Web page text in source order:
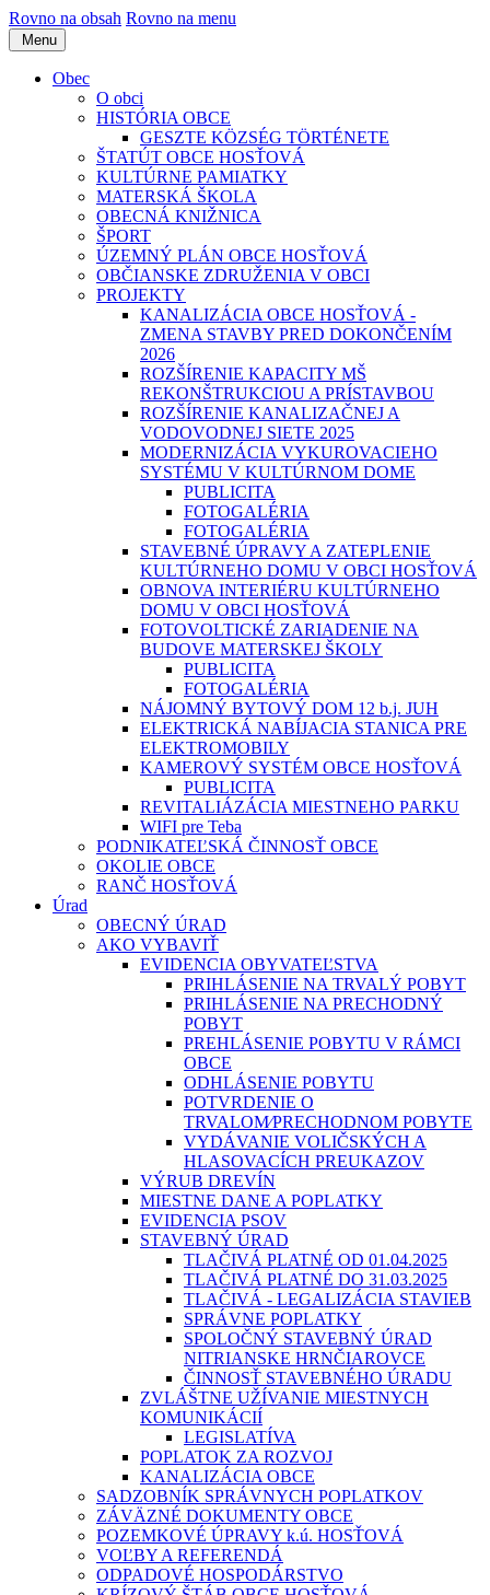
Rovno na obsah Rovno na menu
Menu
Obec
O obci
HISTÓRIA OBCE
GESZTE KÖZSÉG TÖRTÉNETE
ŠTATÚT OBCE HOSŤOVÁ
KULTÚRNE PAMIATKY
MATERSKÁ ŠKOLA
OBECNÁ KNIŽNICA
ŠPORT
ÚZEMNÝ PLÁN OBCE HOSŤOVÁ
OBČIANSKE ZDRUŽENIA V OBCI
PROJEKTY
KANALIZÁCIA OBCE HOSŤOVÁ -
ZMENA STAVBY PRED DOKONČENÍM
2026
ROZŠÍRENIE KAPACITY MŠ
REKONŠTRUKCIOU A PRÍSTAVBOU
ROZŠÍRENIE KANALIZAČNEJ A
VODOVODNEJ SIETE 2025
MODERNIZÁCIA VYKUROVACIEHO
SYSTÉMU V KULTÚRNOM DOME
PUBLICITA
FOTOGALÉRIA
FOTOGALÉRIA
STAVEBNÉ ÚPRAVY A ZATEPLENIE
KULTÚRNEHO DOMU V OBCI HOSŤOVÁ
OBNOVA INTERIÉRU KULTÚRNEHO
DOMU V OBCI HOSŤOVÁ
FOTOVOLTICKÉ ZARIADENIE NA
BUDOVE MATERSKEJ ŠKOLY
PUBLICITA
FOTOGALÉRIA
NÁJOMNÝ BYTOVÝ DOM 12 b.j. JUH
ELEKTRICKÁ NABÍJACIA STANICA PRE
ELEKTROMOBILY
KAMEROVÝ SYSTÉM OBCE HOSŤOVÁ
PUBLICITA
REVITALIÁZÁCIA MIESTNEHO PARKU
WIFI pre Teba
PODNIKATEĽSKÁ ČINNOSŤ OBCE
OKOLIE OBCE
RANČ HOSŤOVÁ
Úrad
OBECNÝ ÚRAD
AKO VYBAVIŤ
EVIDENCIA OBYVATEĽSTVA
PRIHLÁSENIE NA TRVALÝ POBYT
PRIHLÁSENIE NA PRECHODNÝ
POBYT
PREHLÁSENIE POBYTU V RÁMCI
OBCE
ODHLÁSENIE POBYTU
POTVRDENIE O
TRVALOM⁄PRECHODNOM POBYTE
VYDÁVANIE VOLIČSKÝCH A
HLASOVACÍCH PREUKAZOV
VÝRUB DREVÍN
MIESTNE DANE A POPLATKY
EVIDENCIA PSOV
STAVEBNÝ ÚRAD
TLAČIVÁ PLATNÉ OD 01.04.2025
TLAČIVÁ PLATNÉ DO 31.03.2025
TLAČIVÁ - LEGALIZÁCIA STAVIEB
SPRÁVNE POPLATKY
SPOLOČNÝ STAVEBNÝ ÚRAD
NITRIANSKE HRNČIAROVCE
ČINNOSŤ STAVEBNÉHO ÚRADU
ZVLÁŠTNE UŽÍVANIE MIESTNYCH
KOMUNIKÁCIÍ
LEGISLATÍVA
POPLATOK ZA ROZVOJ
KANALIZÁCIA OBCE
SADZOBNÍK SPRÁVNYCH POPLATKOV
ZÁVÄZNÉ DOKUMENTY OBCE
POZEMKOVÉ ÚPRAVY k.ú. HOSŤOVÁ
VOĽBY A REFERENDÁ
ODPADOVÉ HOSPODÁRSTVO